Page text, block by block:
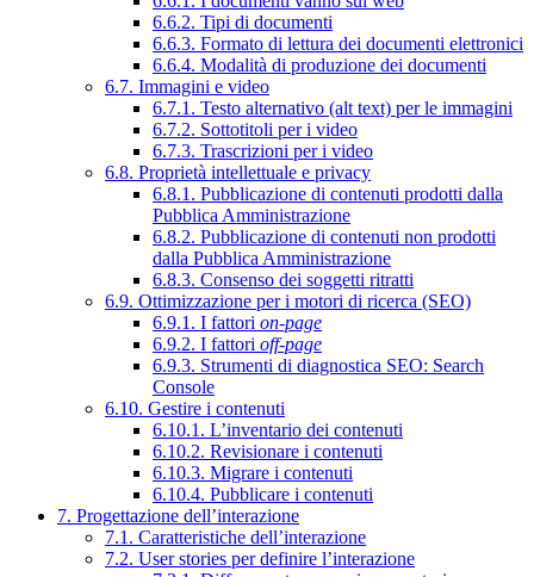
6.6.2. Tipi di documenti
6.6.3. Formato di lettura dei documenti elettronici
6.6.4. Modalità di produzione dei documenti
6.7. Immagini e video
6.7.1. Testo alternativo (alt text) per le immagini
6.7.2. Sottotitoli per i video
6.7.3. Trascrizioni per i video
6.8. Proprietà intellettuale e privacy
6.8.1. Pubblicazione di contenuti prodotti dalla
Pubblica Amministrazione
6.8.2. Pubblicazione di contenuti non prodotti
dalla Pubblica Amministrazione
6.8.3. Consenso dei soggetti ritratti
6.9. Ottimizzazione per i motori di ricerca (SEO)
6.9.1. I fattori on-page
6.9.2. I fattori off-page
6.9.3. Strumenti di diagnostica SEO: Search
Console
6.10. Gestire i contenuti
6.10.1. L’inventario dei contenuti
6.10.2. Revisionare i contenuti
6.10.3. Migrare i contenuti
6.10.4. Pubblicare i contenuti
7. Progettazione dell’interazione
7.1. Caratteristiche dell’interazione
7.2. User stories per definire l’interazione